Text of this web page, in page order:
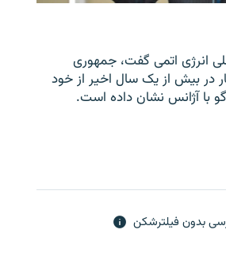
انرژی اتمی گفت، جمهوری
در بیش از یک سال اخیر از خود
با آژانس نشان داده است.
بدون فیلترشکن